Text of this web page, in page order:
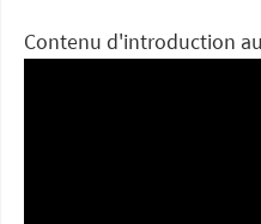
Contenu d'introduction